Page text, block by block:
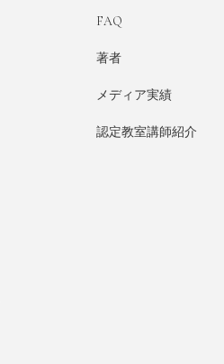
FAQ
著者
メディア実績
認定教室講師紹介